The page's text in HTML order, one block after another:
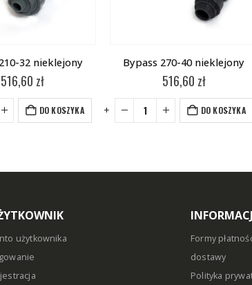
32 nieklejony
516,60 zł
DO KOSZYKA
Bypass 270-40 nieklejony
516,60 zł
DO KOSZYKA
- + -
użytkownika
Formy
dostawy
Polityka